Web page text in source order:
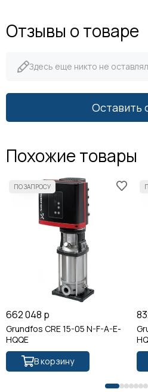
Отзывы о товаре
Здесь еще никто не
Оставить
Похожие товары
662 048 р
Grundfos CRE 15-05 N-F-A-E-
HQQE
В корзину